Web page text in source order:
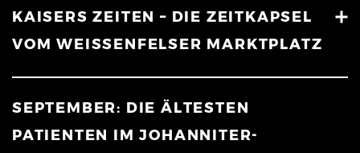
KAISERS ZEITEN – DIE ZEITKAPSEL
VOM WEISSENFELSER MARKTPLATZ
SEPTEMBER: DIE ÄLTESTEN
PATIENTEN IM JOHANNITER-